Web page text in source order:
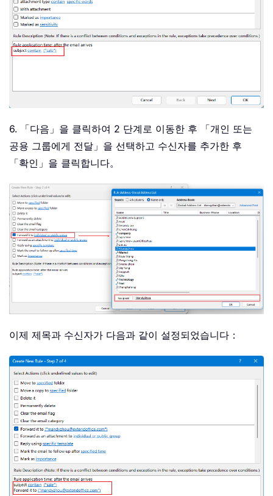
6. 「다음」을 클릭하여 2 단계로 이동한 후 「개인 또는
공용 그룹에게 전달」을 선택하고 수신자를 추가한 후
「확인」을 클릭합니다。
이제 제목과 수신자가 다음과 같이 설정되었습니다：